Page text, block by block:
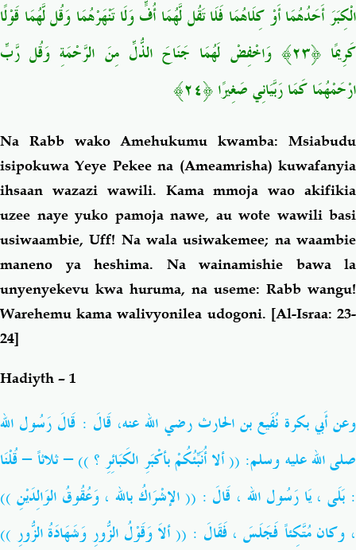
الْكِبَرَ أَحَدُهُمَا أَوْ كِلَاهُمَا فَلَا تَقُل لَّهُمَا أُفٍّ وَلَا تَنْهَرْهُمَا وَقُل لَّهُمَا قَوْلًا
كَرِيمًا﴿٢٣﴾
وَاخْفِضْ لَهُمَا جَنَاحَ الذُّلِّ مِنَ الرَّحْمَةِ وَقُل رَّبِّ
ارْحَمْهُمَا كَمَا رَبَّيَانِي صَغِيرًا﴿٢٤﴾
Na Rabb wako Amehukumu kwamba: Msiabudu
isipokuwa Yeye Pekee na (Ameamrisha) kuwafanyia
ihsaan wazazi wawili. Kama mmoja wao akifikia
uzee naye yuko pamoja nawe, au wote wawili basi
usiwaambie, Uff! Na wala usiwakemee; na waambie
maneno ya heshima. Na wainamishie bawa la
unyenyekevu kwa huruma, na useme: Rabb wangu!
Warehemu kama walivyonilea udogoni. [Al-Israa: 23-
24]
Hadiyth – 1
وعن أَبي بكرة نُفَيع بن الحارثرضي الله عنه، قَالَ : قَالَ رَسُول الله
صلى الله عليه وسلم: (( ألا أُنَبِّئُكُمْ بأكْبَرِ الكَبَائِرِ ؟ )) – ثلاثاً – قُلْنَا
: بَلَى ، يَا رَسُول الله ، قَالَ : (( الإشْرَاكُ بالله ، وَعُقُوقُ الوَالِدَيْنِ ))
، وكان مُتَّكِئاً فَجَلَسَ ، فَقَالَ : (( ألاَ وَقَوْلُ الزُّورِ وَشَهَادَةُ الزُّورِ ))